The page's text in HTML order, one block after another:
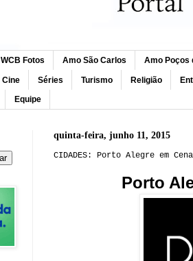
WCB Fotos Amo São Carlos Amo Poços
Cine Séries Turismo Religião
Equipe
quinta-feira, junho 11, 2015
CIDADES: Porto Alegre em
Porto